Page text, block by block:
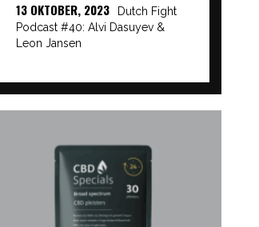
13 OKTOBER, 2023
Dutch Fight
Podcast #40: Alvi Dasuyev &
Leon Jansen